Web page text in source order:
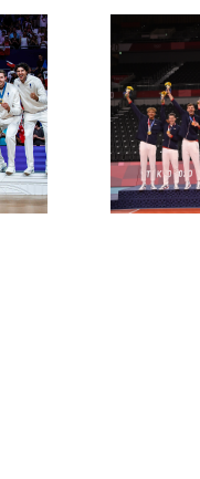
CLIQUEZ ICI